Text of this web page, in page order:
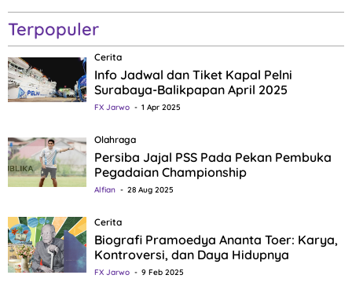
Terpopuler
Cerita
Info Jadwal dan Tiket Kapal Pelni
Surabaya-Balikpapan April 2025
FX Jarwo 1 Apr 2025
Olahraga
Persiba Jajal PSS Pada Pekan Pembuka
Pegadaian Championship
Alfian 28 Aug 2025
Cerita
Biografi Pramoedya Ananta Toer: Karya,
Kontroversi, dan Daya Hidupnya
FX Jarwo 9 Feb 2025